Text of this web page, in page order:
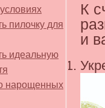
К
и
пилочку для
идеальную
нарощенных